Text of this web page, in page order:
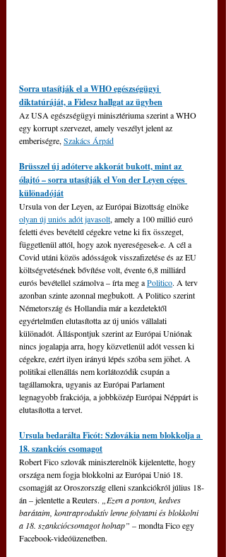
Sorra utasítják el a WHO egészségügyi
diktatúráját, a Fidesz hallgat az ügyben
Az USA egészségügyi minisztériuma szerint a WHO
egy korrupt szervezet, amely veszélyt jelent az
emberiségre, Szakács Árpád
Brüsszel új adóterve akkorát bukott, mint az
ólajtó – sorra utasítják el Von der Leyen céges
különadóját
Ursula von der Leyen, az Európai Bizottság elnöke
olyan új uniós adót javasolt, amely a 100 millió euró
feletti éves bevételű cégekre vetne ki fix összeget,
függetlenül attól, hogy azok nyereségesek-e. A cél a
Covid utáni közös adósságok visszafizetése és az EU
költségvetésének bővítése volt, évente 6,8 milliárd
eurós bevétellel számolva – írta meg a Politico. A terv
azonban szinte azonnal megbukott. A Politico szerint
Németország és Hollandia már a kezdetektől
egyértelműen elutasította az új uniós vállalati
különadót. Álláspontjuk szerint az Európai Uniónak
nincs jogalapja arra, hogy közvetlenül adót vessen ki
cégekre, ezért ilyen irányú lépés szóba sem jöhet. A
politikai ellenállás nem korlátozódik csupán a
tagállamokra, ugyanis az Európai Parlament
legnagyobb frakciója, a jobbközép Európai Néppárt is
elutasította a tervet.
Ursula bedarálta Ficót: Szlovákia nem blokkolja a
18. szankciós csomagot
Robert Fico szlovák miniszterelnök kijelentette, hogy
országa nem fogja blokkolni az Európai Unió 18.
csomagját az Oroszország elleni szankciókról július 18-
án – jelentette a Reuters. „Ezen a ponton, kedves
barátaim, kontraproduktív lenne folytatni és blokkolni
a 18. szankciócsomagot holnap” – mondta Fico egy
Facebook-videóüzenetben.